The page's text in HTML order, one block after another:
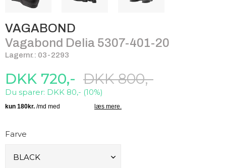
VAGABOND
Vagabond Delia 5307-401-20
Lagernr.: 03-2293
DKK 800,-
Du sparer: DKK 80,- (10%)
DKK 720,-
Farve